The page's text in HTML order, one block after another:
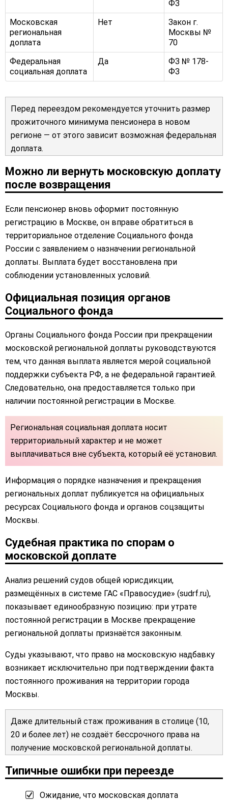
ФЗ
Московская
региональная
доплата
Нет
Закон г.
Москвы №
70
Федеральная
социальная доплата
Да
ФЗ № 178-
ФЗ
Перед переездом рекомендуется уточнить размер
прожиточного минимума пенсионера в новом
регионе — от этого зависит возможная федеральная
доплата.
Можно ли вернуть московскую доплату
после возвращения
Если пенсионер вновь оформит постоянную
регистрацию в Москве, он вправе обратиться в
территориальное отделение Социального фонда
России с заявлением о назначении региональной
доплаты. Выплата будет восстановлена при
соблюдении установленных условий.
Официальная позиция органов
Социального фонда
Органы Социального фонда России при прекращении
московской региональной доплаты руководствуются
тем, что данная выплата является мерой социальной
поддержки субъекта РФ, а не федеральной гарантией.
Следовательно, она предоставляется только при
наличии постоянной регистрации в Москве.
Региональная социальная доплата носит
территориальный характер и не может
выплачиваться вне субъекта, который её установил.
Информация о порядке назначения и прекращения
региональных доплат публикуется на официальных
ресурсах Социального фонда и органов соцзащиты
Москвы.
Судебная практика по спорам о
московской доплате
Анализ решений судов общей юрисдикции,
размещённых в системе ГАС «Правосудие» (sudrf.ru),
показывает единообразную позицию: при утрате
постоянной регистрации в Москве прекращение
региональной доплаты признаётся законным.
Суды указывают, что право на московскую надбавку
возникает исключительно при подтверждении факта
постоянного проживания на территории города
Москвы.
Даже длительный стаж проживания в столице (10,
20 и более лет) не создаёт бессрочного права на
получение московской региональной доплаты.
Типичные ошибки при переезде
Ожидание, что московская доплата